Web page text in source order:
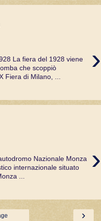
›
La fiera del 1928 viene
che scoppiò
Fiera di Milano, ...
›
Nazionale Monza
internazionale situato
...
›